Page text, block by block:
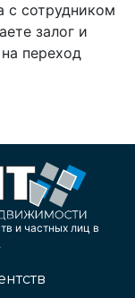
с сотрудником
залог и
переход
и частных лиц в